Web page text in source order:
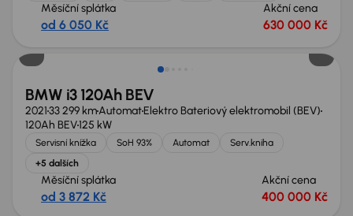
Měsíční splátka
od 6 050 Kč
Akční cena
630 000 Kč
Zlevněno o 20 000 Kč
BMW i3 120Ah BEV
202133 299 kmAutomatElektro Bateriový elektromobil (BEV)
120Ah BEV125 kW
Servisní knížka SoH 93% Automat
Serv.kniha
+5 dalších
Měsíční splátka
od 3 872 Kč
Akční cena
400 000 Kč
Zlevněno o 60 000 Kč